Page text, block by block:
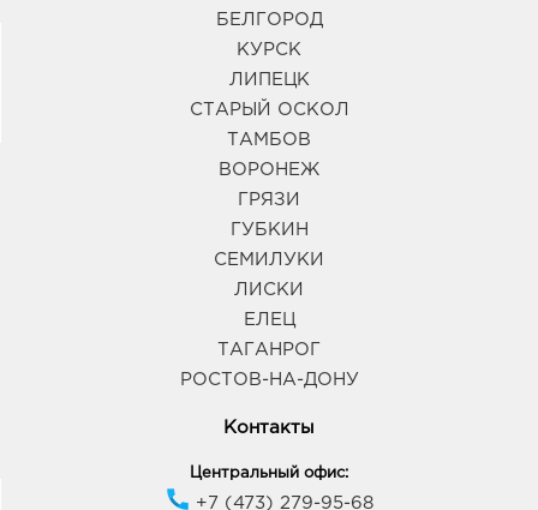
БЕЛГОРОД
КУРСК
ЛИПЕЦК
СТАРЫЙ ОСКОЛ
ТАМБОВ
ВОРОНЕЖ
ГРЯЗИ
ГУБКИН
СЕМИЛУКИ
ЛИСКИ
ЕЛЕЦ
ТАГАНРОГ
РОСТОВ-НА-ДОНУ
Контакты
Центральный офис:
+7 (473) 279-95-68